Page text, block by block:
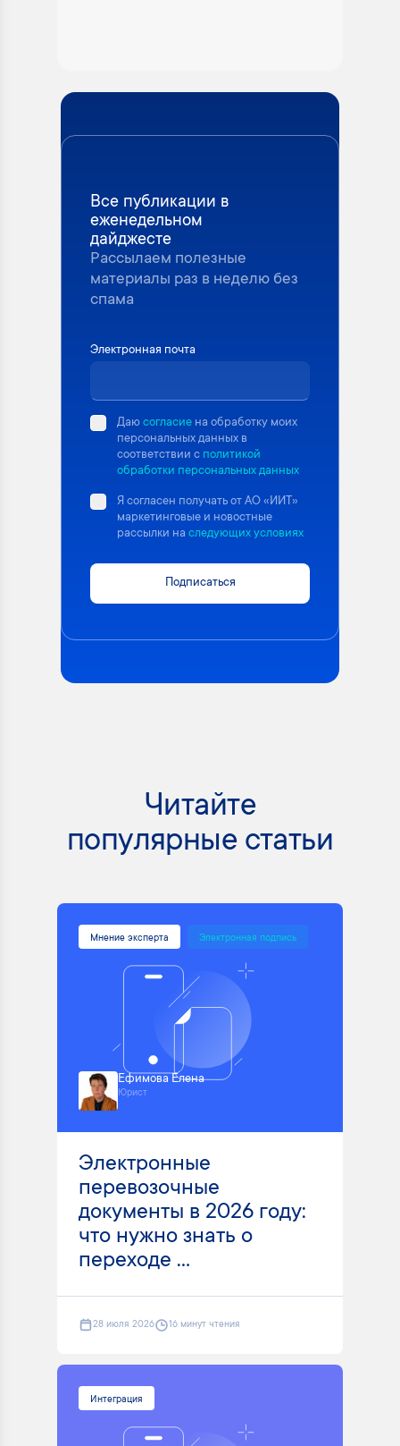
Все публикации в
еженедельном
дайджесте
Рассылаем полезные
материалы раз в неделю без
спама
Электронная почта
Даюсогласие на обработку моих
персональных данных в
соответствии с политикой
обработки персональных данных
Я согласен получать от АО «ИИТ»
маркетинговые и новостные
рассылки на следующих условиях
Подписаться
Читайте
популярные статьи
Мнение эксперта Электронная подпись
Ефимова Елена
Юрист
Электронные
перевозочные
документы в 2026 году:
что нужно знать о
переходе ...
28 июля 2026 16 минут чтения
Интеграция